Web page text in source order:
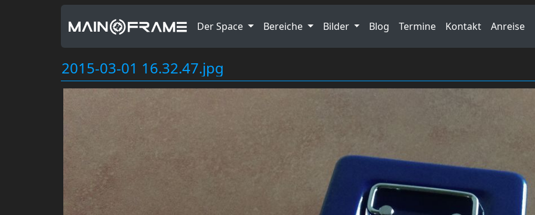
Der Space Bereiche Bilder Blog Termine Kontakt Anreise
2015-03-01 16.32.47.jpg